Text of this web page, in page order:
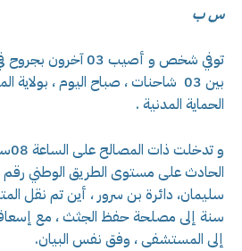
س ب
توفي شخص و أصيب 03
بين 03 شاحنات ، صباح اليوم ،
الحماية المدنية .
سنة إلى مصلحة حفظ الجثث ، مع
إلى المستشفى ، وفق نفس البيان.